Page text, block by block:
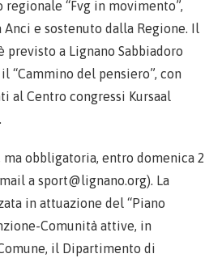
“Fvg in movimento”,
Anci e sostenuto dalla Regione. Il
previsto a Lignano Sabbiadoro
“Cammino del pensiero”, con
al Centro congressi Kursaal
ma obbligatoria, entro domenica 2
a sport@lignano.org). La
in attuazione del “Piano
Comunità attive, in
il Dipartimento di